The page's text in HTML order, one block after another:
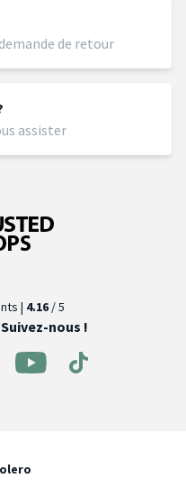
de retour
assister
| 4.16/ 5
nous !